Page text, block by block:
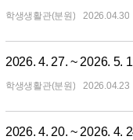
학생생활관(분원) 2026.04.30
2026. 4. 27. ~ 2026. 5.
학생생활관(분원) 2026.04.23
2026. 4. 20. ~ 2026. 4.